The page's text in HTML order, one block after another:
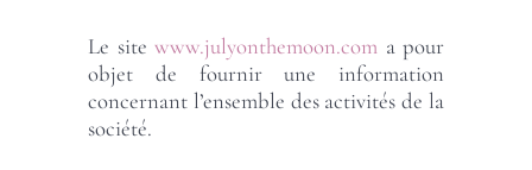
Le site www.julyonthemoon.com a pour
objet de fournir une information
concernant l’ensemble des activités de la
société.